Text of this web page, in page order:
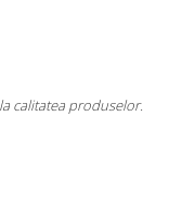
calitatea produselor.